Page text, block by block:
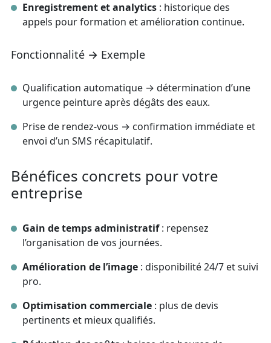
Enregistrement et analytics : historique des
appels pour formation et amélioration continue.
Fonctionnalité → Exemple
Qualification automatique → détermination d’une
urgence peinture après dégâts des eaux.
Prise de rendez‑vous → confirmation immédiate et
envoi d’un SMS récapitulatif.
Bénéfices concrets pour votre
entreprise
Gain de temps administratif: repensez
l’organisation de vos journées.
Amélioration de l’image : disponibilité 24/7 et suivi
pro.
Optimisation commerciale : plus de devis
pertinents et mieux qualifiés.